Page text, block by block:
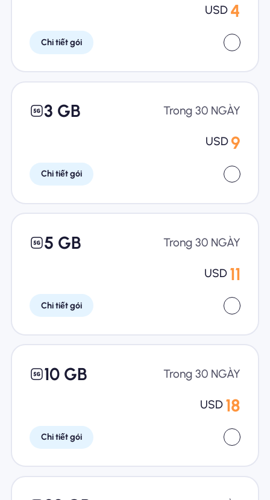
USD 4
Chi tiết gói
3 GB Trong 30 NGÀY
USD 9
Chi tiết gói
5 GB Trong 30 NGÀY
USD 11
Chi tiết gói
10 GB Trong 30 NGÀY
USD 18
Chi tiết gói